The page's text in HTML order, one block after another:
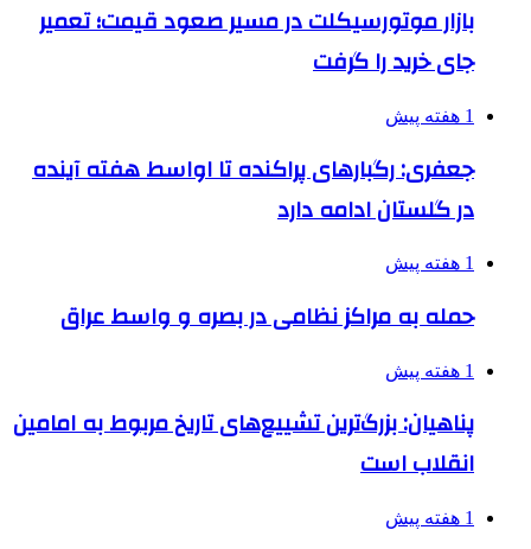
بازار موتورسیکلت در مسیر صعود قیمت؛ تعمیر
جای خرید را گرفت
1 هفته پیش
جعفری: رگبارهای پراکنده تا اواسط هفته آینده
در گلستان ادامه دارد
1 هفته پیش
حمله به مراکز نظامی در بصره و واسط عراق
1 هفته پیش
پناهیان: بزرگ‌ترین تشییع‌های تاریخ مربوط به امامین
انقلاب است
1 هفته پیش